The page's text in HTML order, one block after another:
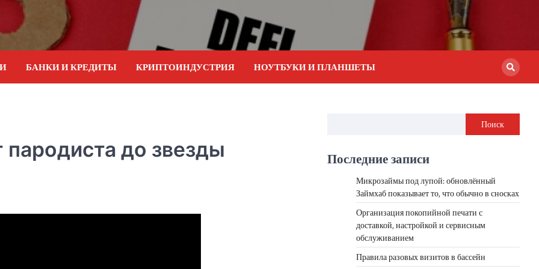
БАНКИ И КРЕДИТЫ КРИПТОИНДУСТРИЯ НОУТБУКИ И ПЛАНШЕТЫ
до звезды
Поиск
Последние записи
Микрозаймы под лупой: обновлённый
Займхаб показывает то, что обычно в сносках
Организация покопийной печати с
доставкой, настройкой и сервисным
обслуживанием
Правила разовых визитов в бассейн